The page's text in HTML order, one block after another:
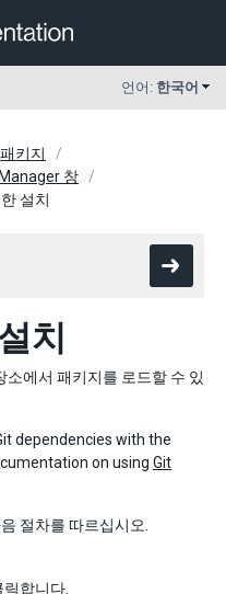
언어: 한국어
패키지
창
설치
치
에서 패키지를 로드할 수 있
dependencies with the
on using Git
절차를 따르십시오.
합니다.